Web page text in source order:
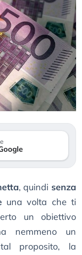
, quindi senza
una volta che ti
un obiettivo
nemmeno un
proposito, la